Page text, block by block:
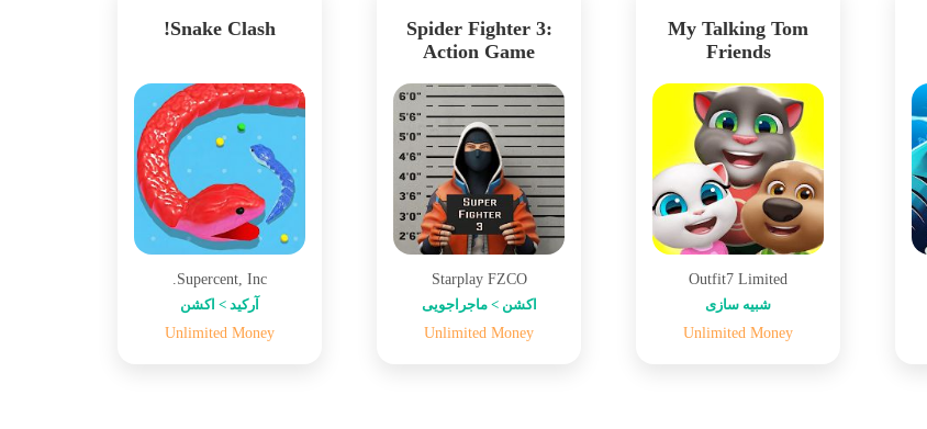
My Talking Tom
Friends
Outfit7 Limited
شبیه سازی
Unlimited Money
Spider Fighter 3:
Action Game
Starplay FZCO
اکشن > ماجراجویی
Unlimited Money
Snake Clash!
Supercent, Inc.
آرکید > اکشن
Unlimited Money